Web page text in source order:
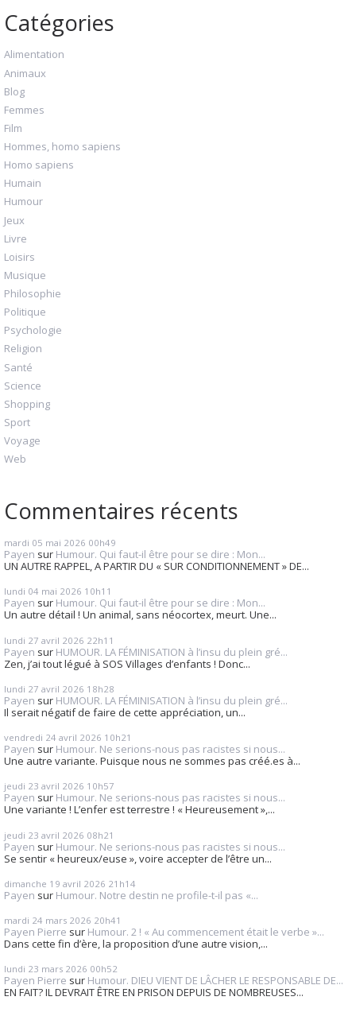
Catégories
Alimentation
Animaux
Blog
Femmes
Film
Hommes, homo sapiens
Homo sapiens
Humain
Humour
Jeux
Livre
Loisirs
Musique
Philosophie
Politique
Psychologie
Religion
Santé
Science
Shopping
Sport
Voyage
Web
Commentaires récents
mardi 05 mai 2026 00h49
Payen sur Humour. Qui faut-il être pour se dire : Mon...
UN AUTRE RAPPEL, A PARTIR DU « SUR CONDITIONNEMENT » DE...
lundi 04 mai 2026 10h11
Payen sur Humour. Qui faut-il être pour se dire : Mon...
Un autre détail ! Un animal, sans néocortex, meurt. Une...
lundi 27 avril 2026 22h11
Payen sur HUMOUR. LA FÉMINISATION à l’insu du plein gré...
Zen, j’ai tout légué à SOS Villages d’enfants ! Donc...
lundi 27 avril 2026 18h28
Payen sur HUMOUR. LA FÉMINISATION à l’insu du plein gré...
Il serait négatif de faire de cette appréciation, un...
vendredi 24 avril 2026 10h21
Payen sur Humour. Ne serions-nous pas racistes si nous...
Une autre variante. Puisque nous ne sommes pas créé.es à...
jeudi 23 avril 2026 10h57
Payen sur Humour. Ne serions-nous pas racistes si nous...
Une variante ! L’enfer est terrestre ! « Heureusement »,...
jeudi 23 avril 2026 08h21
Payen sur Humour. Ne serions-nous pas racistes si nous...
Se sentir « heureux/euse », voire accepter de l’être un...
dimanche 19 avril 2026 21h14
Payen sur Humour. Notre destin ne profile-t-il pas «...
mardi 24 mars 2026 20h41
Payen Pierre sur Humour. 2 ! « Au commencement était le verbe »...
Dans cette fin d’ère, la proposition d’une autre vision,...
lundi 23 mars 2026 00h52
Payen Pierre sur Humour. DIEU VIENT DE LÂCHER LE RESPONSABLE DE...
EN FAIT? IL DEVRAIT ÊTRE EN PRISON DEPUIS DE NOMBREUSES...